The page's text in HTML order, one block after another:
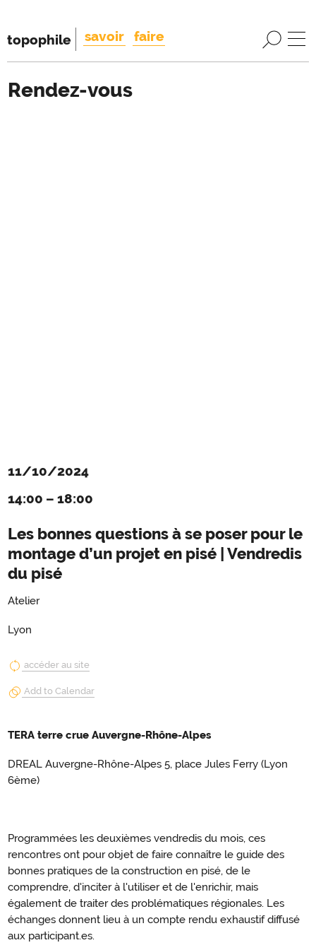
topophile savoir faire
Rendez-vous
11/10/2024
14:00 – 18:00
Les bonnes questions à se poser pour le
montage d’un projet en pisé | Vendredis
du pisé
Atelier
Lyon
accéder au site
Add to Calendar
TERA terre crue Auvergne-Rhône-Alpes
DREAL Auvergne-Rhône-Alpes 5, place Jules Ferry (Lyon
6ème)
Programmées les deuxièmes vendredis du mois, ces
rencontres ont pour objet de faire connaître le guide des
bonnes pratiques de la construction en pisé, de le
comprendre, d'inciter à l'utiliser et de l'enrichir, mais
également de traiter des problématiques régionales. Les
échanges donnent lieu à un compte rendu exhaustif diffusé
aux participant.es.